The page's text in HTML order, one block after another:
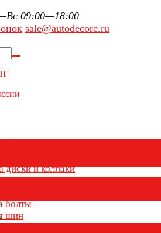
09:00—18:00
sale@autodecore.ru
диски и колпаки
болты
шин